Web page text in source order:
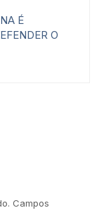
É
O
Campos